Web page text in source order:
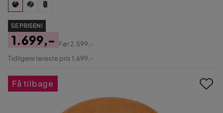
SE PRISEN!
Pris
1.699,-
Original
Før2.599,-
Tidligere laveste pris 1.699,-
Få tilbage